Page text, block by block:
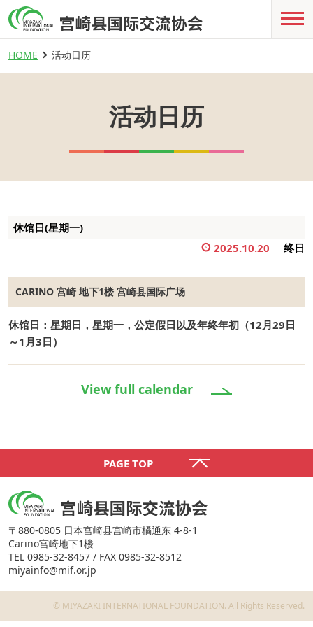
HOME 活动日历
活动日历
休馆日(星期一)
2025.10.20
终日
CARINO 宫崎 地下1楼 宫崎县国际广场
休馆日：星期日，星期一，公定假日以及年终年初（12月29日
～1月3日）
View full calendar
PAGE TOP
〒880-0805 日本宫崎县宫崎市橘通东 4-8-1
Carino宫崎地下1楼
TEL 0985-32-8457 / FAX 0985-32-8512
miyainfo@mif.or.jp
©️ MIYAZAKI INTERNATIONAL FOUNDATION. All Rights Reserved.